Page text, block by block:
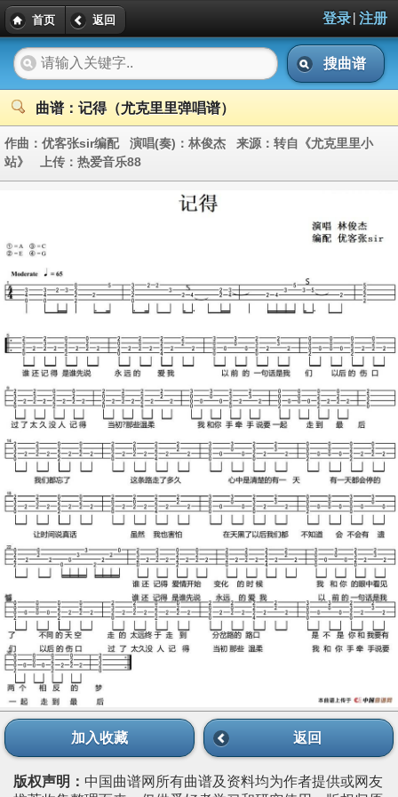
首页 返回 登录| 注册
搜曲谱
曲谱：记得（尤克里里弹唱谱）
作曲： 优客张sir编配 演唱(奏)： 林俊杰 来源： 转自《尤克里里小
站》 上传： 热爱音乐88
加入收藏 返回
版权声明： 中国曲谱网所有曲谱及资料均为作者提供或网友